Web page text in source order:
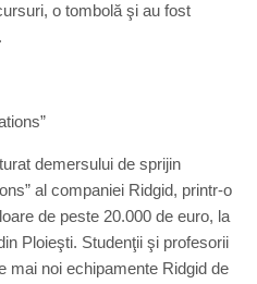
o tombolă şi au fost
demersului de sprijin
al companiei Ridgid, printr-o
de peste 20.000 de euro, la
Ploieşti. Studenţii şi profesorii
mai noi echipamente Ridgid de